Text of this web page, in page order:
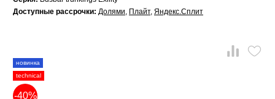
Доступные рассрочки: Долями, Плайт, Яндекс.Сплит
новинка
technical
-40%